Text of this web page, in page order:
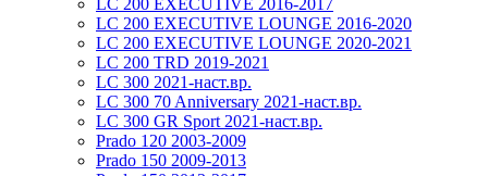
LC 200 EXECUTIVE LOUNGE 2016-2020
LC 200 EXECUTIVE LOUNGE 2020-2021
LC 200 TRD 2019-2021
LC 300 2021-наст.вр.
LC 300 70 Anniversary 2021-наст.вр.
LC 300 GR Sport 2021-наст.вр.
Prado 120 2003-2009
Prado 150 2009-2013